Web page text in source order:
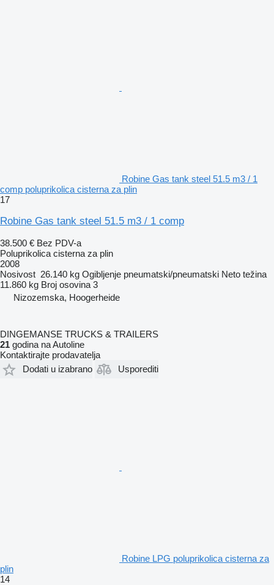
Robine Gas tank steel 51.5 m3 / 1
comp poluprikolica cisterna za plin
17
Robine Gas tank steel 51.5 m3 / 1 comp
38.500 € Bez PDV-a
Poluprikolica cisterna za plin
2008
Nosivost 26.140 kg Ogibljenje pneumatski/pneumatski Neto težina
11.860 kg Broj osovina 3
Nizozemska, Hoogerheide
DINGEMANSE TRUCKS & TRAILERS
21 godina na Autoline
Kontaktirajte prodavatelja
Dodati u izabrano
Usporediti
Robine LPG poluprikolica cisterna za
plin
14